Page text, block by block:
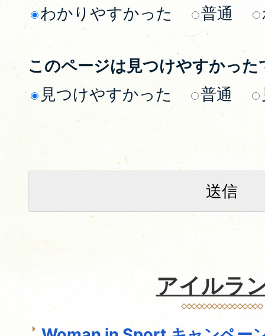
わかりやすかった
普通
このページは見つけやすかった
見つけやすかった
普通
アイルラ